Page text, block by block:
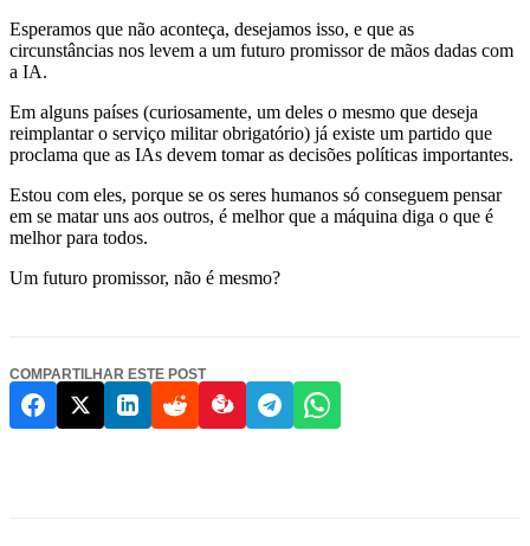
Esperamos que não aconteça, desejamos isso, e que as
circunstâncias nos levem a um futuro promissor de mãos dadas com
a IA.
Em alguns países (curiosamente, um deles o mesmo que deseja
reimplantar o serviço militar obrigatório) já existe um partido que
proclama que as IAs devem tomar as decisões políticas importantes.
Estou com eles, porque se os seres humanos só conseguem pensar
em se matar uns aos outros, é melhor que a máquina diga o que é
melhor para todos.
Um futuro promissor, não é mesmo?
COMPARTILHAR ESTE POST